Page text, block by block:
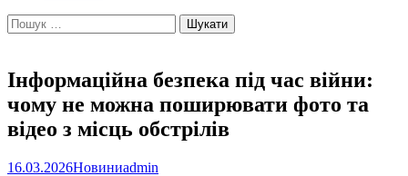
Пошук:
Інформаційна безпека під час війни:
чому не можна поширювати фото та
відео з місць обстрілів
16.03.2026Новиниadmin